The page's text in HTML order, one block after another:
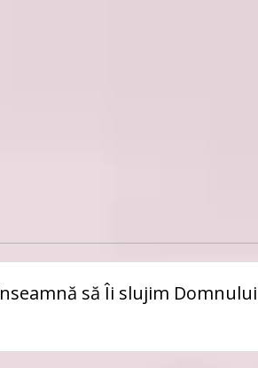
să Îi slujim